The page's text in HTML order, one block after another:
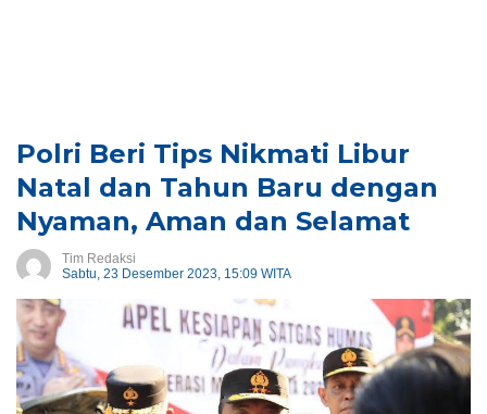
Polri Beri Tips Nikmati Libur
Natal dan Tahun Baru dengan
Nyaman, Aman dan Selamat
Tim Redaksi
Sabtu, 23 Desember 2023, 15:09 WITA